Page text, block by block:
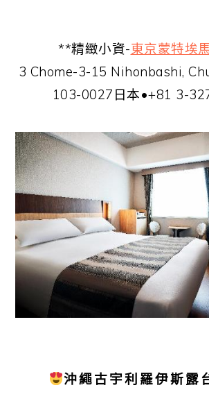
**精緻小資-東京蒙特埃
3 Chome-3-15 Nihonbashi,
103-0027日本•+81 3-
沖繩古宇利羅伊斯露